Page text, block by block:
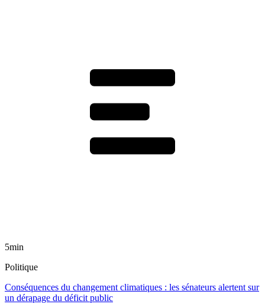
5min
Politique
Conséquences du changement climatiques : les sénateurs alertent sur
un dérapage du déficit public